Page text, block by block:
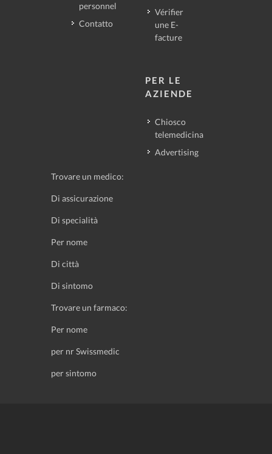
personnel
Contatto
Vérifier
une E-
facture
PER LE
AZIENDE
Chiosco
telemedicina
Advertising
Trovare un medico:
Di assicurazione
Di specialità
Per nome
Di città
Di sintomo
Trovare un farmaco:
Per nome
per nr Swissmedic
per sintomo